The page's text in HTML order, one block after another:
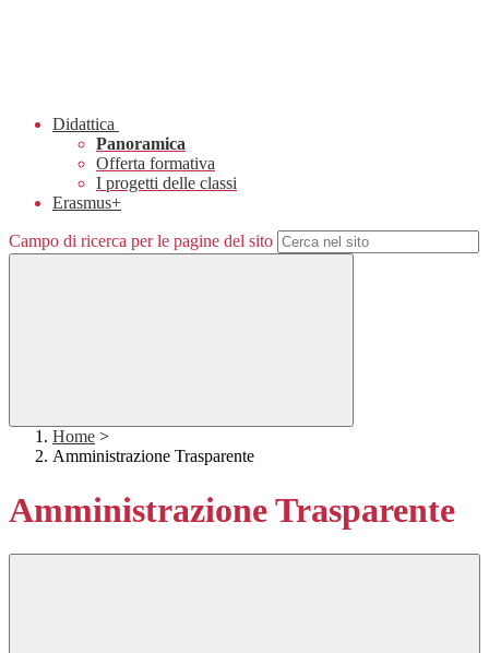
Didattica
Panoramica
Offerta formativa
I progetti delle classi
Erasmus+
Campo di ricerca per le pagine del sito
Home >
Amministrazione Trasparente
Amministrazione Trasparente